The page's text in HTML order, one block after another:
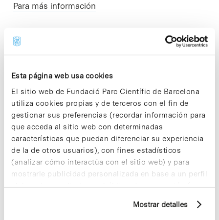
Esta página web usa cookies
El sitio web de Fundació Parc Científic de Barcelona
utiliza cookies propias y de terceros con el fin de
gestionar sus preferencias (recordar información para
que acceda al sitio web con determinadas
características que puedan diferenciar su experiencia
de la de otros usuarios), con fines estadísticos
(analizar cómo interactúa con el sitio web) y para
mostrarle publicidad personalizada en base a un perfil
elaborado a partir de sus hábitos de navegación (por
información sobre las cookies puede consultar
Mostrar detalles
Para más información
Noticias más vistas
enriquecedores. ¡Participa y haz